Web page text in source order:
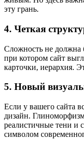
эту грань.
4. Четкая
Сложность не
при котором сайт
карточки, иерархия.
5. Новый
Если у вашего сайта
дизайн.
реалистичные тени и
символом